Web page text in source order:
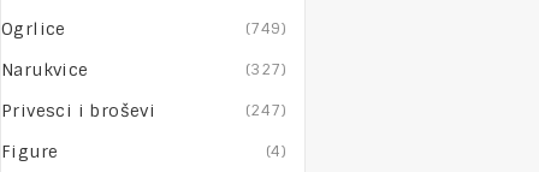
Ogrlice (749)
Narukvice (327)
Privesci i broševi (247)
Figure (4)